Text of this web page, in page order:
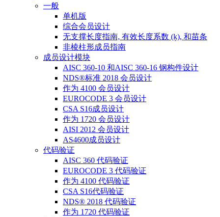
一般
单机版
综合会员设计
无支撑长度指南, 有效长度系数 (ķ), 和苗条
非棱柱形成员指南
成员设计模块
AISC 360-10 和AISC 360-16 钢构件设计
NDS®标准 2018 会员设计
作为 4100 会员设计
EUROCODE 3 会员设计
CSA S16成员设计
作为 1720 会员设计
AISI 2012 会员设计
AS4600成员设计
代码验证
AISC 360 代码验证
EUROCODE 3 代码验证
作为 4100 代码验证
CSA S16代码验证
NDS® 2018 代码验证
作为 1720 代码验证